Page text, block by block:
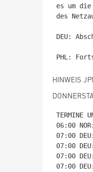
es um
des
DEU:
HINWEIS
TERMINE
06:00
07:00
07:00
07:00
07:00